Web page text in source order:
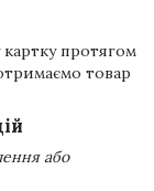
протягом
товар
або